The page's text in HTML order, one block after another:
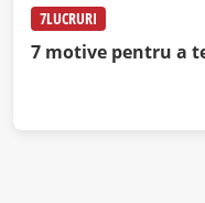
7LUCRURI
7 motive pentru a